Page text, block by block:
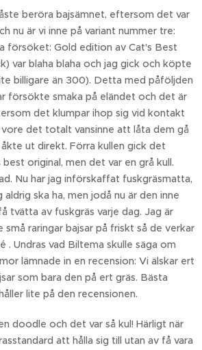
beröra bajsämnet, eftersom det var
nu är vi inne på variant nummer tre:
försöket: Gold edition av Cat's Best
var blaha blaha och jag gick och köpte
billigare än 300). Detta med påföljden
försökte smaka på eländet och det är
det klumpar ihop sig vid kontakt
vore det totalt vansinne att låta dem gå
ut direkt. Förra kullen gick det
original, men det var en grå kull.
Nu har jag införskaffat fuskgräsmatta,
ska ha, men jodå nu är den inne
tvätta av fuskgräs varje dag. Jag är
små raringar bajsar på friskt så de verkar
. Undras vad Biltema skulle säga om
lämnade in en recension: Vi älskar ert
som bara den på ert gräs. Bästa
lite på den recensionen.
doodle och det var så kul! Härligt när
att hålla sig till utan av få vara